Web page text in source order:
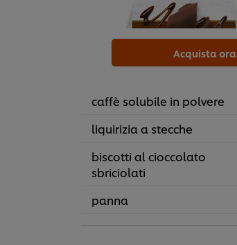
Acquista ora
caffè solubile in polvere
liquirizia a stecche
biscotti al cioccolato
sbriciolati
panna